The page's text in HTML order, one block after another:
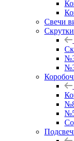
Свечи